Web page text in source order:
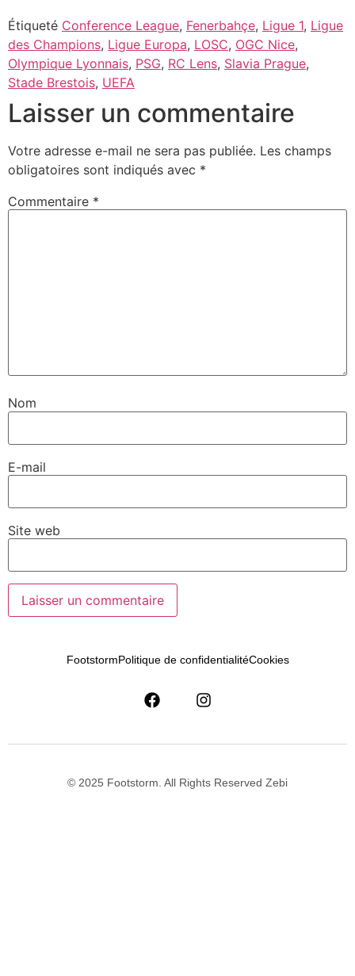
Étiqueté Conference League, Fenerbahçe, Ligue 1, Ligue
des Champions, Ligue Europa, LOSC, OGC Nice,
Olympique Lyonnais, PSG, RC Lens, Slavia Prague,
Stade Brestois, UEFA
Laisser un commentaire
Votre adresse e-mail ne sera pas publiée. Les champs
obligatoires sont indiqués avec *
Commentaire *
Nom
E-mail
Site web
FootstormPolitique de confidentialitéCookies
© 2025 Footstorm. All Rights Reserved Zebi